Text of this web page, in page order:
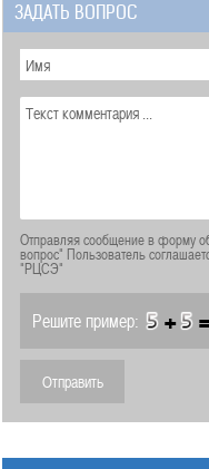
ЗАДАТЬ ВОПРОС
Отправляя сообщение в форму
вопрос" Пользователь
"РЦСЭ"
Решите пример: + =